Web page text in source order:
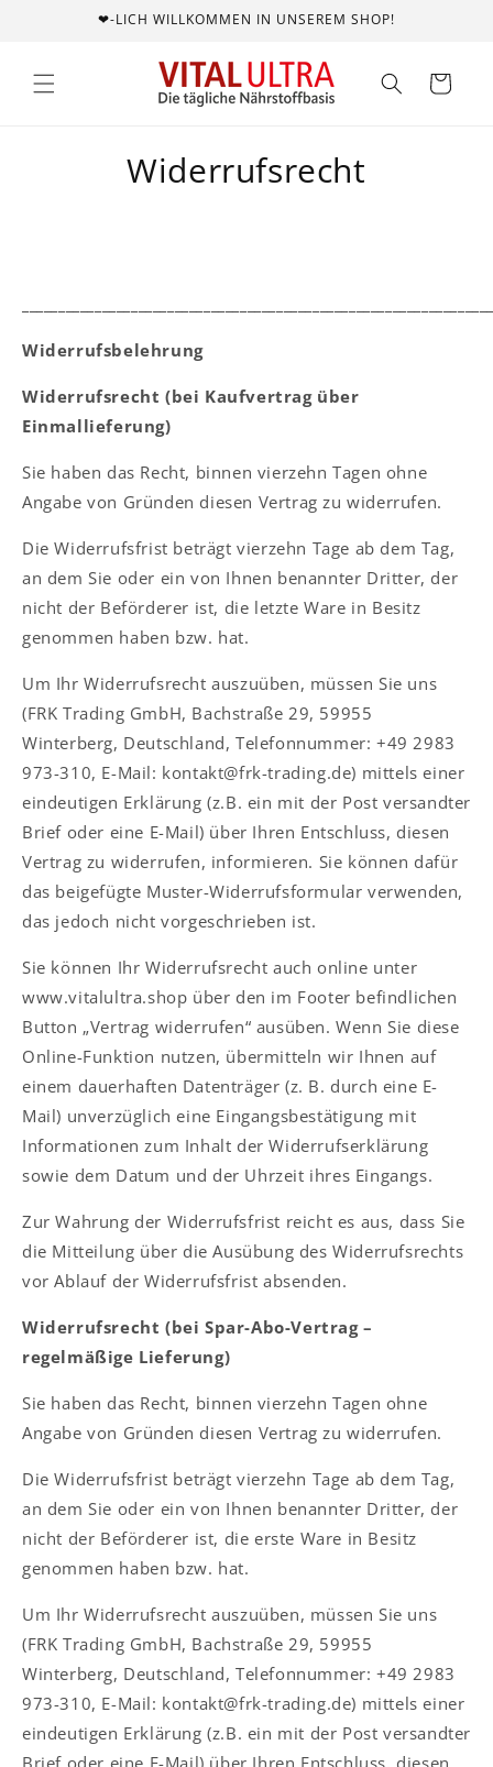
❤-LICH WILLKOMMEN IN UNSEREM SHOP!
Warenkorb
Widerrufsrecht
Widerrufsbelehrung
Widerrufsrecht (bei Kaufvertrag über
Einmallieferung)
Sie haben das Recht, binnen vierzehn Tagen ohne
Angabe von Gründen diesen Vertrag zu widerrufen.
Die Widerrufsfrist beträgt vierzehn Tage ab dem Tag,
an dem Sie oder ein von Ihnen benannter Dritter, der
nicht der Beförderer ist, die letzte Ware in Besitz
genommen haben bzw. hat.
Um Ihr Widerrufsrecht auszuüben, müssen Sie uns
(FRK Trading GmbH, Bachstraße 29, 59955
Winterberg, Deutschland, Telefonnummer: +49 2983
973-310, E-Mail: kontakt@frk-trading.de) mittels einer
eindeutigen Erklärung (z.B. ein mit der Post versandter
Brief oder eine E-Mail) über Ihren Entschluss, diesen
Vertrag zu widerrufen, informieren. Sie können dafür
das beigefügte Muster-Widerrufsformular verwenden,
das jedoch nicht vorgeschrieben ist.
Sie können Ihr Widerrufsrecht auch online unter
www.vitalultra.shop über den im Footer befindlichen
Button „Vertrag widerrufen“ ausüben. Wenn Sie diese
Online-Funktion nutzen, übermitteln wir Ihnen auf
einem dauerhaften Datenträger (z. B. durch eine E-
Mail) unverzüglich eine Eingangsbestätigung mit
Informationen zum Inhalt der Widerrufserklärung
sowie dem Datum und der Uhrzeit ihres Eingangs.
Zur Wahrung der Widerrufsfrist reicht es aus, dass Sie
die Mitteilung über die Ausübung des Widerrufsrechts
vor Ablauf der Widerrufsfrist absenden.
Widerrufsrecht (bei Spar-Abo-Vertrag –
regelmäßige Lieferung)
Sie haben das Recht, binnen vierzehn Tagen ohne
Angabe von Gründen diesen Vertrag zu widerrufen.
Die Widerrufsfrist beträgt vierzehn Tage ab dem Tag,
an dem Sie oder ein von Ihnen benannter Dritter, der
nicht der Beförderer ist, die erste Ware in Besitz
genommen haben bzw. hat.
Um Ihr Widerrufsrecht auszuüben, müssen Sie uns
(FRK Trading GmbH, Bachstraße 29, 59955
Winterberg, Deutschland, Telefonnummer: +49 2983
973-310, E-Mail: kontakt@frk-trading.de) mittels einer
eindeutigen Erklärung (z.B. ein mit der Post versandter